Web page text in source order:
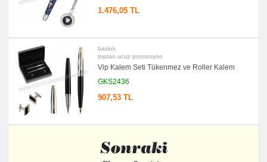
1.476,05 TL
baskılı
toptan ucuz promosyon
Vip Kalem Seti Tükenmez ve Roller Kalem
GKS2436
907,53 TL